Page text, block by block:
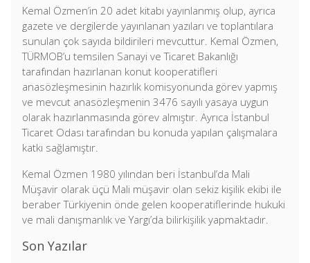
Kemal Özmen’in 20 adet kitabı yayınlanmış olup, ayrıca
gazete ve dergilerde yayınlanan yazıları ve toplantılara
sunulan çok sayıda bildirileri mevcuttur. Kemal Özmen,
TÜRMOB’u temsilen Sanayi ve Ticaret Bakanlığı
tarafından hazırlanan konut kooperatifleri
anasözleşmesinin hazırlık komisyonunda görev yapmış
ve mevcut anasözleşmenin 3476 sayılı yasaya uygun
olarak hazırlanmasında görev almıştır. Ayrıca İstanbul
Ticaret Odası tarafından bu konuda yapılan çalışmalara
katkı sağlamıştır.
Kemal Özmen 1980 yılından beri İstanbul’da Mali
Müşavir olarak üçü Mali müşavir olan sekiz kişilik ekibi ile
beraber Türkiyenin önde gelen kooperatiflerinde hukuki
ve mali danışmanlık ve Yargı’da bilirkişilik yapmaktadır.
Son Yazılar